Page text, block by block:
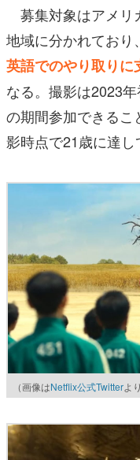
募集対象はアメリ
地域に分かれてお
英語でのやり取りに
なる。撮影は2023
の期間参加できるこ
影時点で21歳に達し
（画像はNetflix公式Twitterよ